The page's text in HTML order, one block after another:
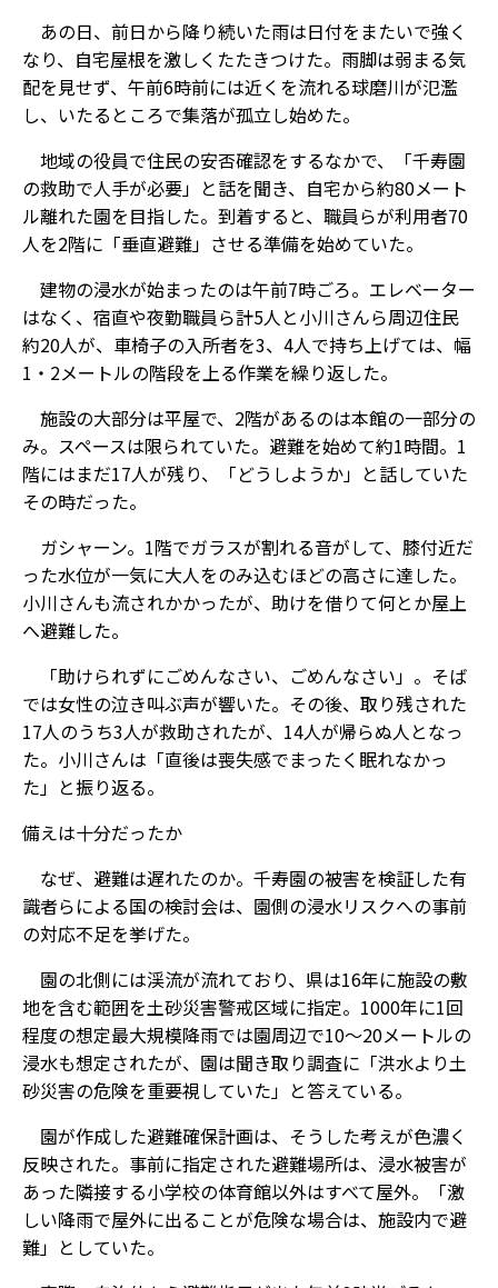
あの日、前日から降り続いた雨は日付をまたいで強く
なり、自宅屋根を激しくたたきつけた。雨脚は弱まる気
配を見せず、午前6時前には近くを流れる球磨川が氾濫
し、いたるところで集落が孤立し始めた。
地域の役員で住民の安否確認をするなかで、「千寿園
の救助で人手が必要」と話を聞き、自宅から約80メート
ル離れた園を目指した。到着すると、職員らが利用者70
人を2階に「垂直避難」させる準備を始めていた。
建物の浸水が始まったのは午前7時ごろ。エレベーター
はなく、宿直や夜勤職員ら計5人と小川さんら周辺住民
約20人が、車椅子の入所者を3、4人で持ち上げては、幅
1・2メートルの階段を上る作業を繰り返した。
施設の大部分は平屋で、2階があるのは本館の一部分の
み。スペースは限られていた。避難を始めて約1時間。1
階にはまだ17人が残り、「どうしようか」と話していた
その時だった。
ガシャーン。1階でガラスが割れる音がして、膝付近だ
った水位が一気に大人をのみ込むほどの高さに達した。
小川さんも流されかかったが、助けを借りて何とか屋上
へ避難した。
「助けられずにごめんなさい、ごめんなさい」。そば
では女性の泣き叫ぶ声が響いた。その後、取り残された
17人のうち3人が救助されたが、14人が帰らぬ人となっ
た。小川さんは「直後は喪失感でまったく眠れなかっ
た」と振り返る。
備えは十分だったか
なぜ、避難は遅れたのか。千寿園の被害を検証した有
識者らによる国の検討会は、園側の浸水リスクへの事前
の対応不足を挙げた。
園の北側には渓流が流れており、県は16年に施設の敷
地を含む範囲を土砂災害警戒区域に指定。1000年に1回
程度の想定最大規模降雨では園周辺で10～20メートルの
浸水も想定されたが、園は聞き取り調査に「洪水より土
砂災害の危険を重要視していた」と答えている。
園が作成した避難確保計画は、そうした考えが色濃く
反映された。事前に指定された避難場所は、浸水被害が
あった隣接する小学校の体育館以外はすべて屋外。「激
しい降雨で屋外に出ることが危険な場合は、施設内で避
難」としていた。